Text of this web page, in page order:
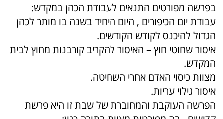
בפרשה מפורטים התנאים לעבודת הכהן במקדש:
עבודת יום הכיפורים , היום היחיד בשנה בו מותר לכהן
הגדול להיכנס לקודש הקודשים.
איסור שחוטי חוץ – האיסור להקריב קורבנות מחוץ לבית
המקדש.
מצוות כיסוי האדם אחרי השחיטה.
איסור גילוי עריות.
הפרשה העוקבת והמחוברת של שבת זו היא פרשת